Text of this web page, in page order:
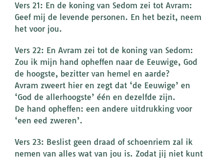
Vers 21: En de koning van Sedom zei tot Avram:
Geef mij de levende personen. En het bezit, neem
het voor jou.
Vers 22: En Avram zei tot de koning van Sedom:
Zou ik mijn hand opheffen naar de Eeuwige, God
de hoogste, bezitter van hemel en aarde?
Avram zweert hier en zegt dat ‘de Eeuwige’ en
‘God de allerhoogste’ één en dezelfde zijn.
De hand opheffen: een andere uitdrukking voor
‘een eed zweren’.
Vers 23: Beslist geen draad of schoenriem zal ik
nemen van alles wat van jou is. Zodat jij niet kunt